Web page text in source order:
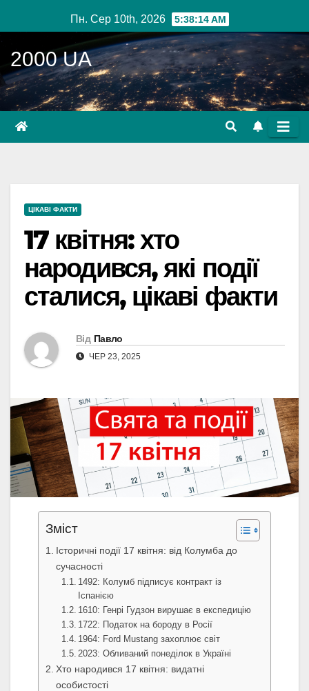
до
вмісту
Пн. Сер 10th, 2026 5:38:15 AM
2000 UA
ЦІКАВІ ФАКТИ
17 квітня: хто
народився, які події
сталися, цікаві факти
Від Павло
ЧЕР 23, 2025
Зміст
Історичні події 17 квітня: від Колумба до
сучасності
1492: Колумб підписує контракт із
Іспанією
1610: Генрі Гудзон вирушає в експедицію
1722: Податок на бороду в Росії
1964: Ford Mustang захоплює світ
2023: Обливаний понеділок в Україні
Хто народився 17 квітня: видатні
особистості